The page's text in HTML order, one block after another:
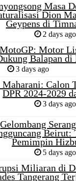
Masa
Dion
Geypens di
2 days ago
Motor
Balapan di
3 days ago
Maharani: Calon
DPR 2024-2029
3 days ago
Gelombang
Beirut:
Pemimpin
5 days ago
Miliaran di
Tangerang